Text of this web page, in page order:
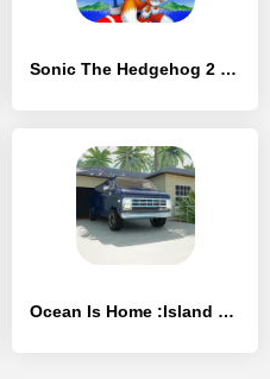
Sonic The Hedgehog 2 Classic - [Взлом/МОД Unlocked]
Ocean Is Home :Island Life Sim - [Взлом/МОД Все открыто]